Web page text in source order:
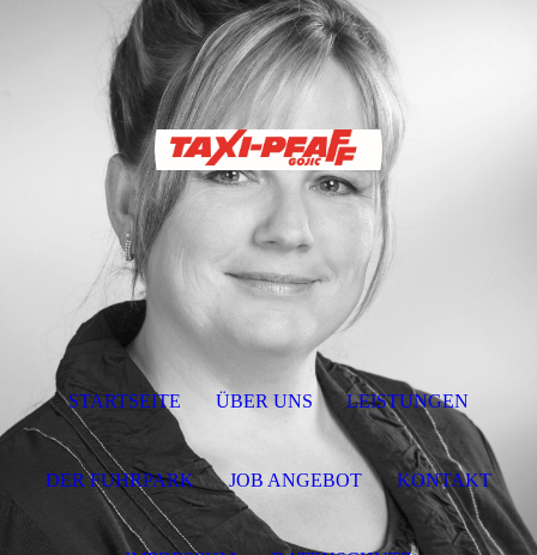
STARTSEITE ÜBER UNS LEISTUNGEN
DER FUHRPARK JOB ANGEBOT KONTAKT